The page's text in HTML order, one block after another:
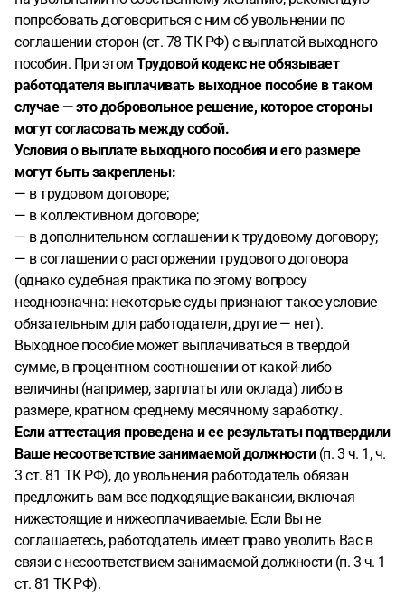
попробовать договориться с ним об увольнении по
соглашении сторон (ст. 78 ТК РФ) с выплатой выходного
пособия. При этом Трудовой кодекс не обязывает
работодателя выплачивать выходное пособие в таком
случае — это добровольное решение, которое стороны
могут согласовать между собой.
Условия о выплате выходного пособия и его размере
могут быть закреплены:
— в трудовом договоре;
— в коллективном договоре;
— в дополнительном соглашении к трудовому договору;
— в соглашении о расторжении трудового договора
(однако судебная практика по этому вопросу
неоднозначна: некоторые суды признают такое условие
обязательным для работодателя, другие — нет).
Выходное пособие может выплачиваться в твердой
сумме, в процентном соотношении от какой-либо
величины (например, зарплаты или оклада) либо в
размере, кратном среднему месячному заработку.
Если аттестация проведена и ее результаты подтвердили
Ваше несоответствие занимаемой должности(п. 3 ч. 1, ч.
3 ст. 81 ТК РФ), до увольнения работодатель обязан
предложить вам все подходящие вакансии, включая
нижестоящие и нижеоплачиваемые. Если Вы не
соглашаетесь, работодатель имеет право уволить Вас в
связи с несоответствием занимаемой должности (п. 3 ч. 1
ст. 81 ТК РФ).